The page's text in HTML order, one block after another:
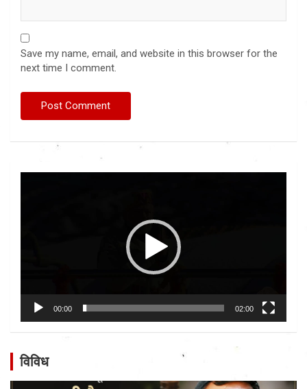
Save my name, email, and website in this browser for the
next time I comment.
00:00 02:00
विविध